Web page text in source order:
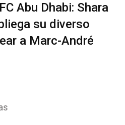
Abu Dhabi: Shara
su diverso
a Marc-André